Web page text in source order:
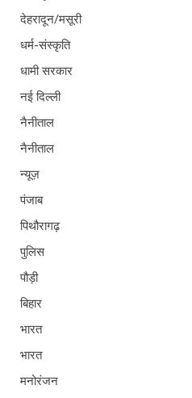
देहरादून/मसूरी
धर्म-संस्कृति
धामी सरकार
नई दिल्ली
नैनीताल
नैनीताल
न्यूज़
पंजाब
पिथौरागढ़
पुलिस
पौड़ी
बिहार
भारत
भारत
मनोरंजन